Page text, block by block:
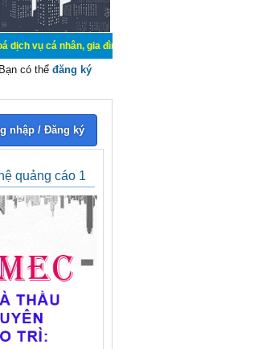
nhân, gia đình. Mua bán, ký gửi, cho thuê thiết
có thể đăng ký
nhập / Đăng ký
quảng cáo 1